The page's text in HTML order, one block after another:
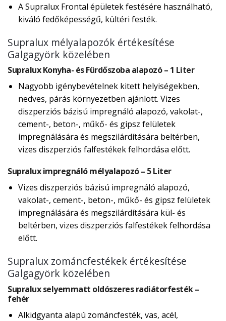
A Supralux Frontal épületek festésére használható,
kiváló fedőképességű, kültéri festék.
Supralux mélyalapozók értékesítése
Galgagyörk közelében
Supralux Konyha- és Fürdőszoba alapozó – 1 Liter
Nagyobb igénybevételnek kitett helyiségekben,
nedves, párás környezetben ajánlott. Vizes
diszperziós bázisú impregnáló alapozó, vakolat-,
cement-, beton-, műkő- és gipsz felületek
impregnálására és megszilárdítására beltérben,
vizes diszperziós falfestékek felhordása előtt.
Supralux impregnáló mélyalapozó – 5 Liter
Vizes diszperziós bázisú impregnáló alapozó,
vakolat-, cement-, beton-, műkő- és gipsz felületek
impregnálására és megszilárdítására kül- és
beltérben, vizes diszperziós falfestékek felhordása
előtt.
Supralux zománcfestékek értékesítése
Galgagyörk közelében
Supralux selyemmatt oldószeres radiátorfesték –
fehér
Alkidgyanta alapú zománcfesték, vas, acél,